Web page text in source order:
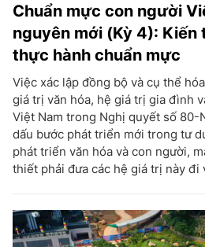
Chuẩn mực con người
nguyên mới (Kỳ 4): Kiến
thực hành chuẩn mực
Việc xác lập đồng bộ và cụ thể
giá trị văn hóa, hệ giá trị gia đình
Việt Nam trong Nghị quyết số 80-
dấu bước phát triển mới trong tư
phát triển văn hóa và con người,
thiết phải đưa các hệ giá trị này đi